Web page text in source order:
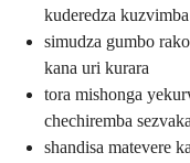
kuderedza kuzvimba
simudza gumbo
kana uri kurara
tora mishonga
chechiremba
shandisa matevere